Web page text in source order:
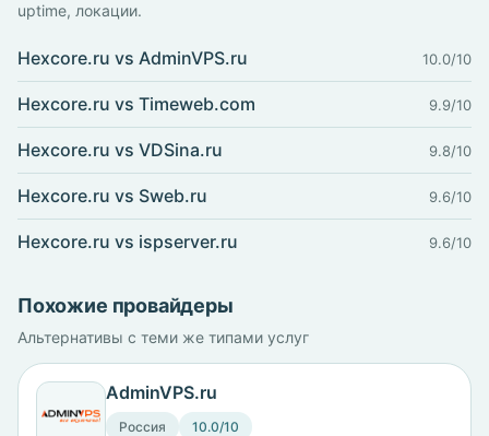
uptime, локации.
Hexcore.ru vs AdminVPS.ru 10.0/10
Hexcore.ru vs Timeweb.com 9.9/10
Hexcore.ru vs VDSina.ru 9.8/10
Hexcore.ru vs Sweb.ru 9.6/10
Hexcore.ru vs ispserver.ru 9.6/10
Похожие провайдеры
Альтернативы с теми же типами услуг
AdminVPS.ru
Россия 10.0/10